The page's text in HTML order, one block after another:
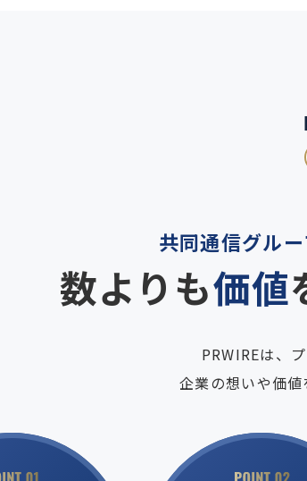
共同通信グル
数よりも価値
PRWIREは、
企業の想いや価値